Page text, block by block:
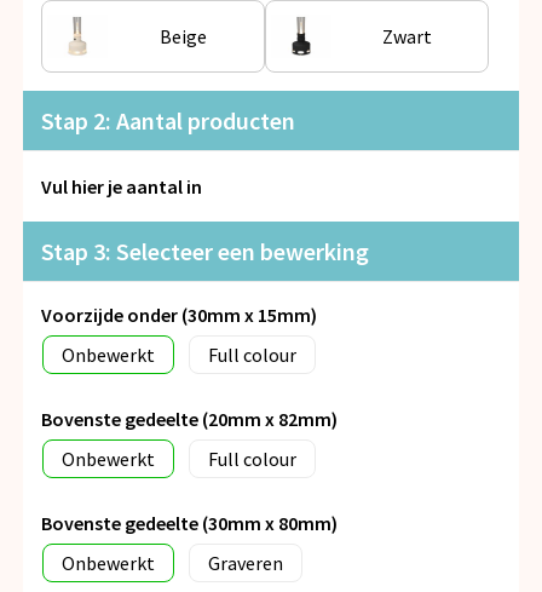
Snoepgoed
Spellen voor binnen en buiten
Veiligheid, Auto en Fiets
Vrije tijd en Strand
Anti-stress
Beige Zwart
Stap 2: Aantal producten
Vul hier je aantal in
Stap 3: Selecteer een bewerking
Voorzijde onder (30mm x 15mm)
Onbewerkt
Full colour
Bovenste gedeelte (20mm x 82mm)
Onbewerkt
Full colour
Bovenste gedeelte (30mm x 80mm)
Onbewerkt
Graveren